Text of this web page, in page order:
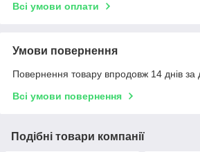
Всі умови оплати
Умови повернення
Повернення товару впродовж 14 днів за
Всі умови повернення
Подібні товари компанії